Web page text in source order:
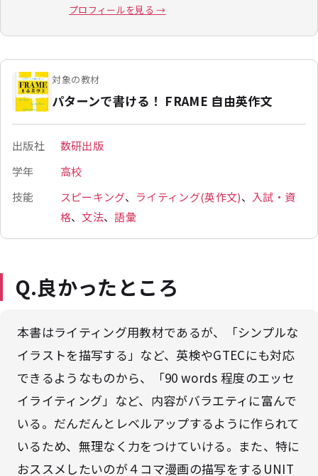
プロフィールを見る →
対象の教材
パターンで書ける！ FRAME 自由英作文
出版社
数研出版
学年
高校
技能
スピーキング、 ライティング(英作文)、 入試・資
格、文法、語彙
Q.良かったところ
本書はライティング用教材であるが、「シンプルな
イラストを描写する」など、英検やGTECにも対応
できるようなものから、「90 words 程度のエッセ
イライティング」など、内容がバラエティに富んで
いる。だんだんとレベルアップするように作られて
いるため、無理なく力をつけていける。また、特に
おススメしたいのが４コマ漫画の描写をするUNIT